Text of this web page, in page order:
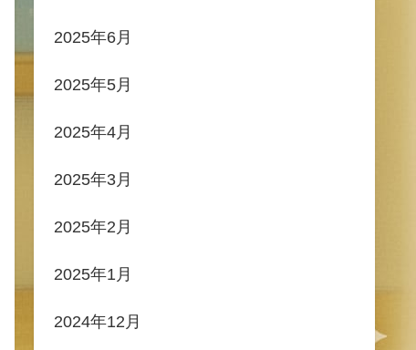
2025年6月
2025年5月
2025年4月
2025年3月
2025年2月
2025年1月
2024年12月